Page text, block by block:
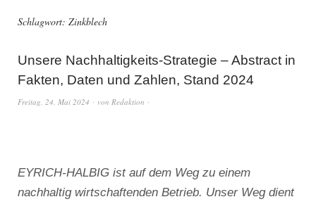
Schlagwort: Zinkblech
Unsere Nachhaltigkeits-Strategie – Abstract in
Fakten, Daten und Zahlen, Stand 2024
Freitag, 24. Mai 2024 von Redaktion
EYRICH-HALBIG ist auf dem Weg zu einem
nachhaltig wirtschaftenden Betrieb. Unser Weg dient